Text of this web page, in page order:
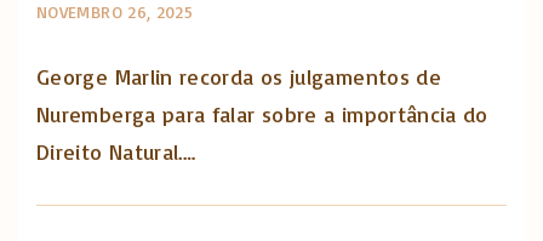
NOVEMBRO 26, 2025
George Marlin recorda os julgamentos de
Nuremberga para falar sobre a importância do
Direito Natural.…